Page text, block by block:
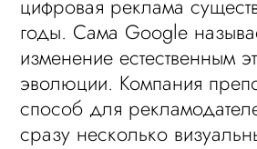
цифровая реклама
годы. Сама Google
изменение естественным
эволюции. Компания
способ для
сразу несколько